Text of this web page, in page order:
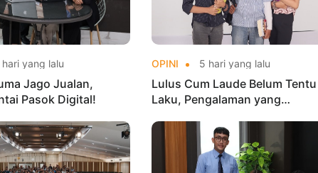
hari yang lalu
Jago Jualan,
Pasok Digital!
OPINI 5 hari yang lalu
Lulus Cum Laude Belum Tentu
Laku, Pengalaman yang